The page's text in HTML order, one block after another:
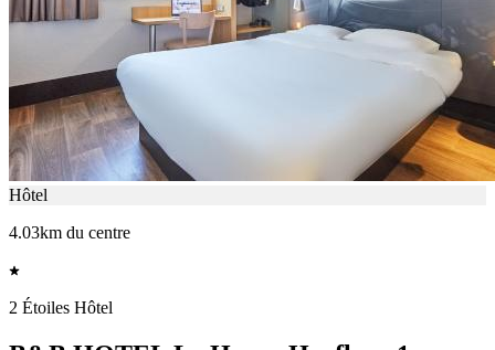
Hôtel
4.03km du centre
2 Étoiles Hôtel